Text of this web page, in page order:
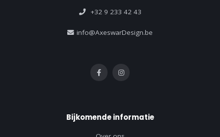
+32 9 233 42 43
info@AxeswarDesign.be
Bijkomende informatie